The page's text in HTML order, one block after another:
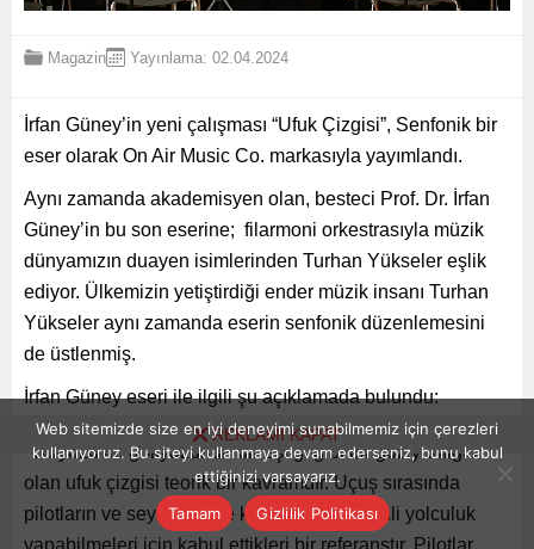
Magazin Yayınlama: 02.04.2024
İrfan Güney’in yeni çalışması “Ufuk Çizgisi”, Senfonik bir
eser olarak On Air Music Co. markasıyla yayımlandı.
Aynı zamanda akademisyen olan, besteci Prof. Dr. İrfan
Güney’in bu son eserine; filarmoni orkestrasıyla müzik
dünyamızın duayen isimlerinden Turhan Yükseler eşlik
ediyor. Ülkemizin yetiştirdiği ender müzik insanı Turhan
Yükseler aynı zamanda eserin senfonik düzenlemesini
de üstlenmiş.
İrfan Güney eseri ile ilgili şu açıklamada bulundu:
“Yeryüzü ile gökyüzünün birleştiği gibi bir göz yanılgısı
olan ufuk çizgisi teorik bir kavramdır. Uçuş sırasında
pilotların ve seyir halinde kaptanların güvenli yolculuk
REKLAMI KAPAT
Web sitemizde size en iyi deneyimi sunabilmemiz için çerezleri
kullanıyoruz. Bu siteyi kullanmaya devam ederseniz, bunu kabul
ettiğinizi varsayarız.
Tamam
Gizlilik Politikası